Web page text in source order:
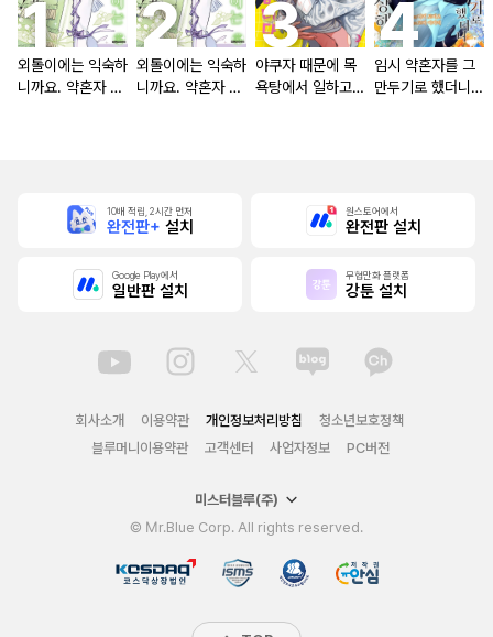
외톨이에는 익숙하
니까요. 약혼자 방
외톨이에는 익숙하
니까요. 약혼자 방
야쿠자 때문에 목
욕탕에서 일하고
임시 약혼자를 그
만두기로 했더니
10배 적립, 2시간 먼저
완전판+ 설치
원스토어에서
완전판 설치
Google Play에서
일반판 설치
무협만화 플랫폼
강툰 설치
회사소개 이용약관 개인정보처리방침
청소년보호정책
블루머니이용약관
고객센터 사업자정보 PC버전
미스터블루(주)
© Mr.Blue Corp. All rights reserved.